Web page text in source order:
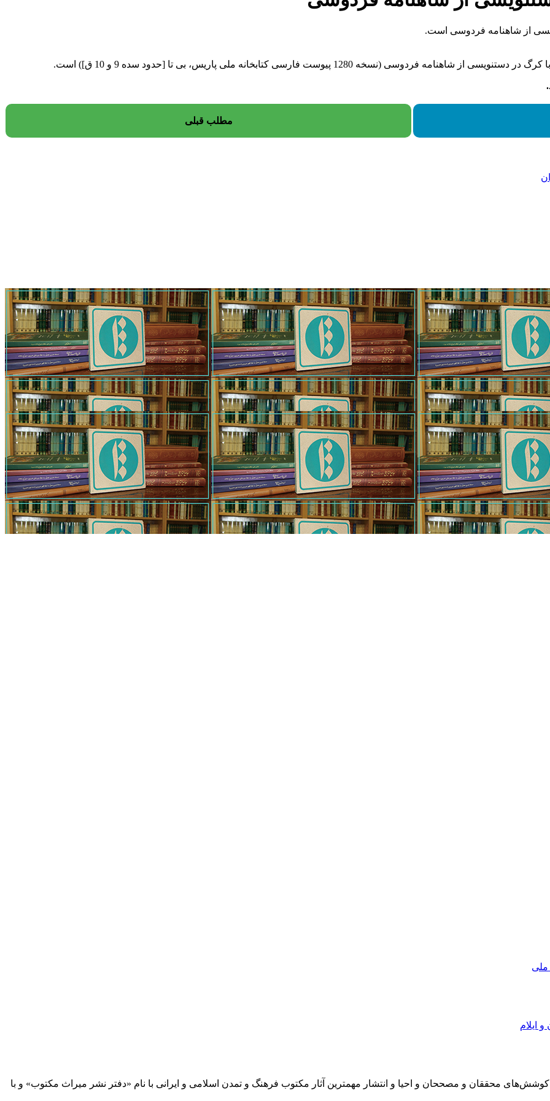
از شاهنامه فردوسی است.
1280 پیوست فارسی کتابخانه ملی پاریس، بی تا [حدود سده 9 و 10 ق]) است.
مطلب قبلی
ملی
ایلام
در سال 1372 ش به قصد حمایت از كوشش‌های محققان و مصححان و احیا و انتشار مهمترین آثار مكتوب فرهنگ و تمدن اسلامی و ایرانی با نام «دفتر نشر میراث مكتوب» و با